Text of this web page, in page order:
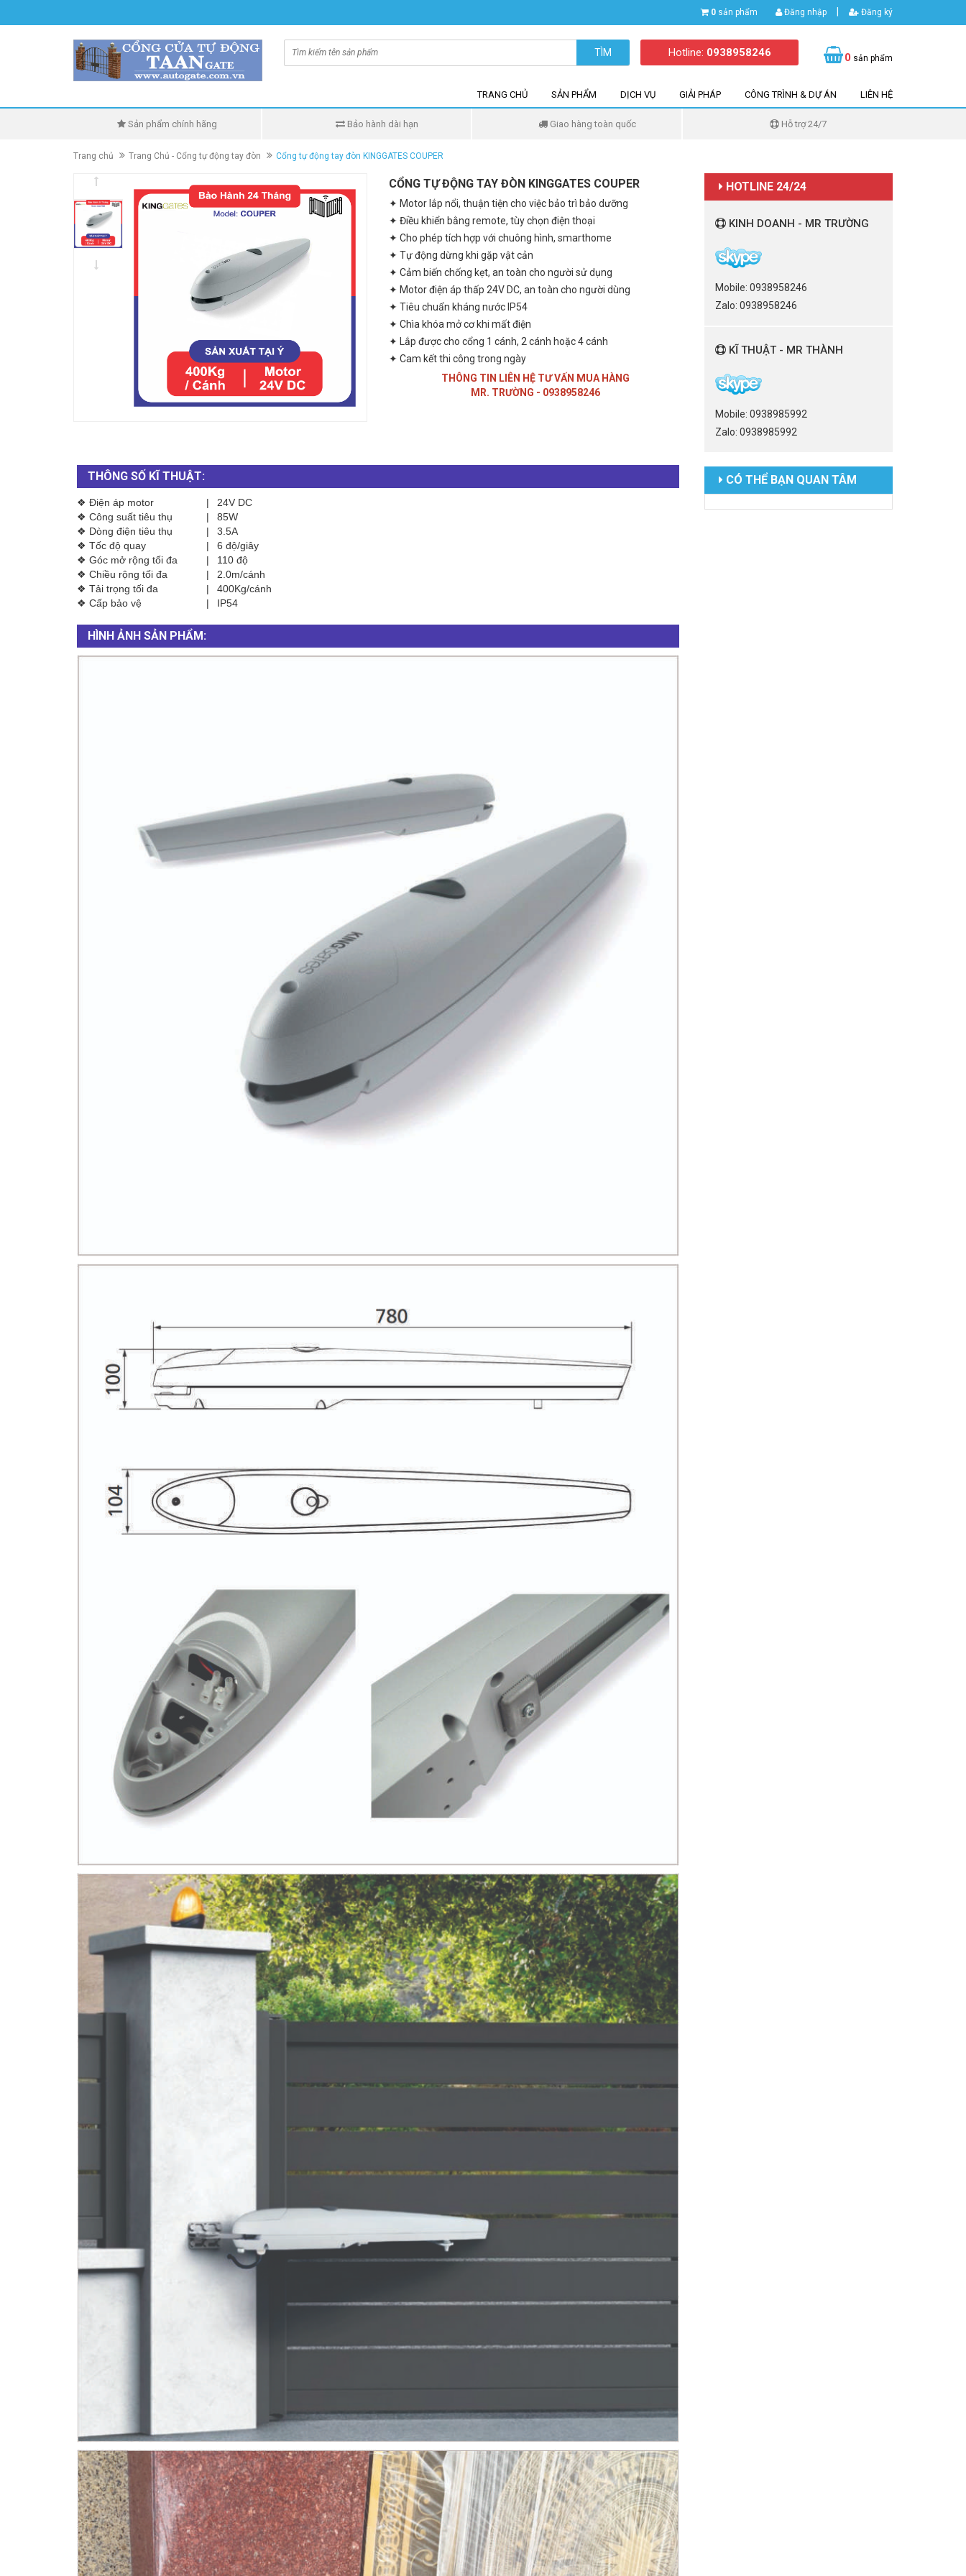
0 sản phẩm Đăng nhập Đăng ký
TÌM Hotline: 0938958246 0 sản phẩm
TRANG CHỦ SẢN PHẨM DỊCH VỤ GIẢI PHÁP CÔNG TRÌNH & DỰ ÁN LIÊN HỆ
Sản phẩm chính hãng Bảo hành dài hạn Giao hàng toàn quốc Hỗ trợ 24/7
Trang chủ Trang Chủ - Cổng tự động tay đòn Cổng tự động tay đòn KINGGATES COUPER
CỔNG TỰ ĐỘNG TAY ĐÒN KINGGATES COUPER
✦ Motor lắp nổi, thuận tiện cho việc bảo trì bảo dưỡng
✦ Điều khiển bằng remote, tùy chọn điện thoại
✦ Cho phép tích hợp với chuông hình, smarthome
✦ Tự động dừng khi gặp vật cản
✦ Cảm biến chống kẹt, an toàn cho người sử dụng
✦ Motor điện áp thấp 24V DC, an toàn cho người dùng
✦ Tiêu chuẩn kháng nước IP54
✦ Chìa khóa mở cơ khi mất điện
✦ Lắp được cho cổng 1 cánh, 2 cánh hoặc 4 cánh
✦ Cam kết thi công trong ngày
THÔNG TIN LIÊN HỆ TƯ VẤN MUA HÀNG
MR. TRƯỜNG - 0938958246
THÔNG SỐ KĨ THUẬT:
❖ Điện áp motor |
24V DC
❖ Công suất tiêu thụ
|
85W
❖ Dòng điện tiêu thụ
|
3.5A
❖ Tốc độ quay
|
6 độ/giây
❖ Góc mở rộng tối đa
|
110 độ
❖ Chiều rộng tối đa
|
2.0m/cánh
❖ Tải trọng tối đa
|
400Kg/cánh
❖ Cấp bảo vệ
| IP54
HÌNH ẢNH SẢN PHẨM:
HOTLINE 24/24
KINH DOANH - MR TRƯỜNG
Mobile: 0938958246
Zalo: 0938958246
KĨ THUẬT - MR THÀNH
Mobile: 0938985992
Zalo: 0938985992
CÓ THỂ BẠN QUAN TÂM